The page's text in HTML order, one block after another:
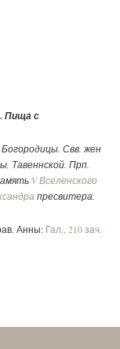
Пища с
Свв. жен
Тавеннской. Прп.
V Вселенского
пресвитера.
Анны: Гал., 210 зач.